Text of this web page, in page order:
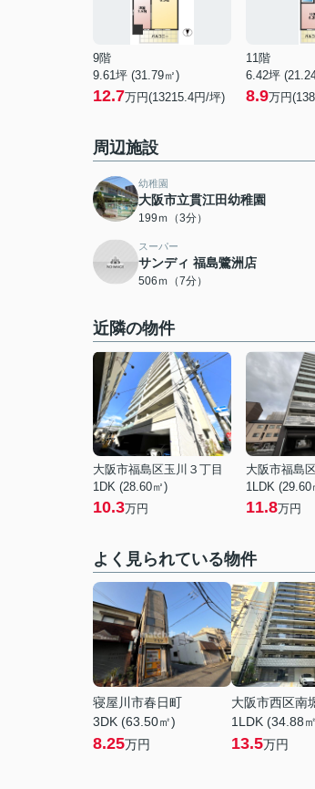
9階
9.61坪 (31.79㎡)
12.7万円(13215.4円/坪)
11階
6.42坪
8.9万円
周辺施設
幼稚園
大阪市立貫江田幼稚園
199ｍ（3分）
スーパー
サンディ 福島鷺洲店
506ｍ（7分）
近隣の物件
大阪市福島区玉川３丁目
1DK (28.60㎡)
10.3万円
1LDK (29.60
11.8万円
よく見られている物件
寝屋川市春日町
3DK (63.50㎡)
8.25万円
大阪市西区南
1LDK (34.88
13.5万円